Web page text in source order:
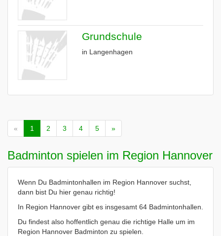
Grundschule
in Langenhagen
« 1 2 3 4 5 »
Badminton spielen im Region Hannover
Wenn Du Badmintonhallen im Region Hannover suchst,
dann bist Du hier genau richtig!
In Region Hannover gibt es insgesamt 64 Badmintonhallen.
Du findest also hoffentlich genau die richtige Halle um im
Region Hannover Badminton zu spielen.